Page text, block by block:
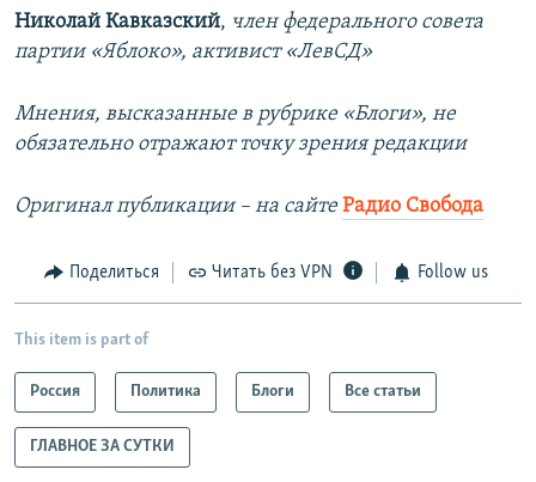
Николай Кавказский, член федерального совета
партии «Яблоко», активист «ЛевСД»
Мнения, высказанные в рубрике «Блоги», не
обязательно отражают точку зрения редакции
Оригинал публикации – на сайте Радио Свобода
Поделиться Читать без VPN Follow us
This item is part of
Россия Политика Блоги Все статьи
ГЛАВНОЕ ЗА СУТКИ